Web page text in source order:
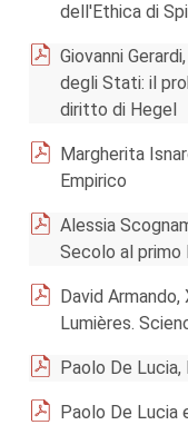
dell'Ethica di
Giovanni
degli Stati: il
diritto di Hegel
Margherita
Empirico
Alessia
Secolo al primo
David
Lumières.
Paolo De
Paolo De Lucia